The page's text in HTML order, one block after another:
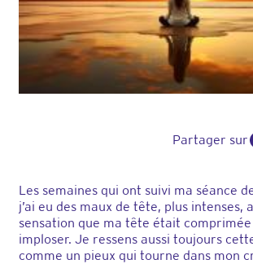
Partager sur
Les semaines qui ont suivi ma séance
j’ai eu des maux de tête, plus intenses,
sensation que ma tête était comprimée
imploser. Je ressens aussi toujours
comme un pieux qui tourne dans mon